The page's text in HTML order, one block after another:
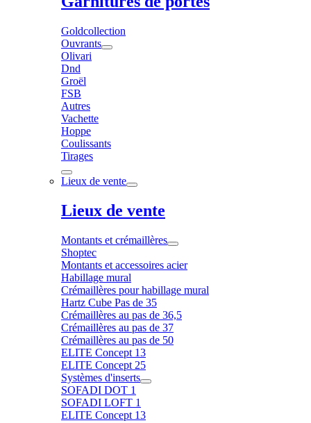
Goldcollection
Ouvrants
Olivari
Dnd
Groël
FSB
Autres
Vachette
Hoppe
Coulissants
Tirages
Lieux de vente
Lieux de vente
Montants et crémaillères
Shoptec
Montants et accessoires acier
Habillage mural
Crémaillères pour habillage mural
Hartz Cube Pas de 35
Crémaillères au pas de 36,5
Crémaillères au pas de 37
Crémaillères au pas de 50
ELITE Concept 13
ELITE Concept 25
Systèmes d'inserts
SOFADI DOT 1
SOFADI LOFT 1
ELITE Concept 13